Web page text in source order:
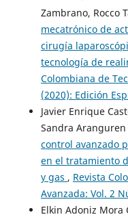
Zambrano, Rocco
mecatrónico de
cirugía
tecnología de
Colombiana de
(2020): Edición
Javier Enrique
Sandra
control avanzado
en el tratamiento
y gas , Revista
Avanzada: Vol. 2
Elkin Adoniz Mora